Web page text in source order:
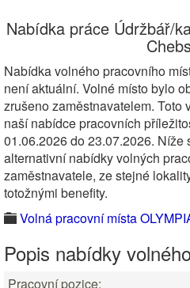
Nabídka práce Údržbář/
Nabídka volného pracovního
není aktuální. Volné místo bylo
zrušeno zaměstnavatelem. Toto
naší nabídce pracovních
01.06.2026 do 23.07.2026. Níže
alternativní nabídky volných
zaměstnavatele, ze stejné
totožnými benefity.
Volná pracovní místa
Popis nabídky
Pracovní pozice: